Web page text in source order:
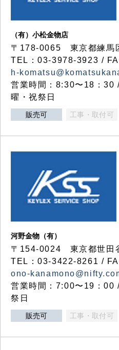
（有）小松金物店
〒178-0065 東京都練馬
TEL：03-3978-3923 /
h-
営業時間：8:30〜18：30
曜・祝祭日
販売可 工事・取付可
河野金物（有）
〒154-0024 東京都世田
TEL：03-3422-8261 /
ono-
営業時間：7:00〜19：00
祭日
販売可 工事・取付可